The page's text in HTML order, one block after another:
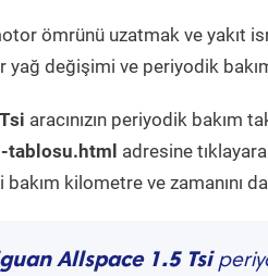
ömrünü uzatmak ve yakıt
yağ değişimi ve periyodik
aracınızın periyodik bakım
tablosu.html adresine
kilometre ve zamanını
Allspace 1.5 Tsi